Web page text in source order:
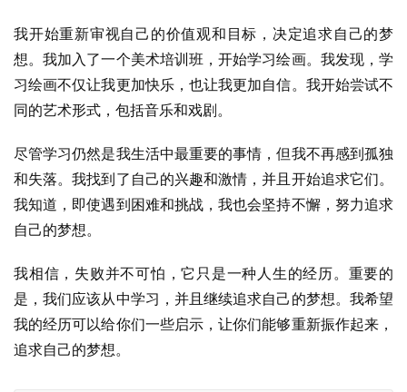
我开始重新审视自己的价值观和目标，决定追求自己的梦
想。我加入了一个美术培训班，开始学习绘画。我发现，学
习绘画不仅让我更加快乐，也让我更加自信。我开始尝试不
同的艺术形式，包括音乐和戏剧。
尽管学习仍然是我生活中最重要的事情，但我不再感到孤独
和失落。我找到了自己的兴趣和激情，并且开始追求它们。
我知道，即使遇到困难和挑战，我也会坚持不懈，努力追求
自己的梦想。
我相信，失败并不可怕，它只是一种人生的经历。重要的
是，我们应该从中学习，并且继续追求自己的梦想。我希望
我的经历可以给你们一些启示，让你们能够重新振作起来，
追求自己的梦想。